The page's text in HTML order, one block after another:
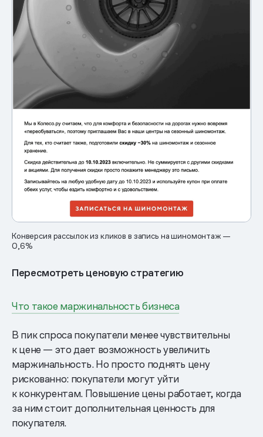
Конверсия рассылок из кликов в запись на шиномонтаж —
0,6%
Пересмотреть ценовую стратегию
Что такое маржинальность бизнеса
В пик спроса покупатели менее чувствительны
к цене — это дает возможность увеличить
маржинальность. Но просто поднять цену
рискованно: покупатели могут уйти
к конкурентам. Повышение цены работает, когда
за ним стоит дополнительная ценность для
покупателя.